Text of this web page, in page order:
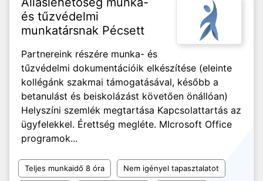
és tűzvédelmi
munkatársnak Pécsett
Partnereink részére munka- és
tűzvédelmi dokumentációik elkészítése (eleinte
kollégánk szakmai támogatásával, később a
betanulást és beiskolázást követően önállóan)
Helyszíni szemlék megtartása Kapcsolattartás az
ügyfelekkel. Érettség megléte. MIcrosoft Office
programok...
Teljes munkaidő 8 óra Nem igényel tapasztalatot